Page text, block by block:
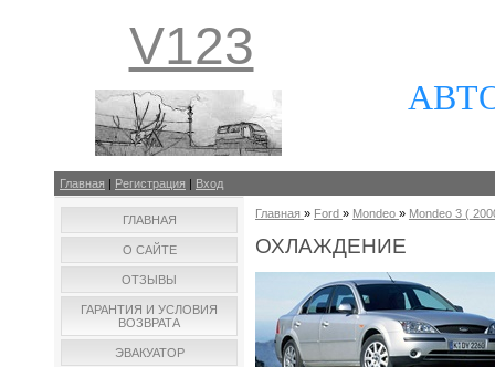
V123
Главная | Регистрация | Вход
ГЛАВНАЯ
О САЙТЕ
ОТЗЫВЫ
ГАРАНТИЯ И УСЛОВИЯ
ВОЗВРАТА
ЭВАКУАТОР
Главная » Ford » Mondeo » Mondeo 3 (
ОХЛАЖДЕНИЕ